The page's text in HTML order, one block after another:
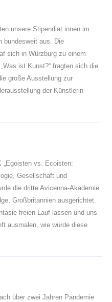
unsere Stipendiat:innen im
bundesweit aus. Die
sich in Würzburg zu einem
ist Kunst?“ fragten sich die
große Ausstellung zur
der Künstlerin
„Egoisten vs. Ecoisten:
Gesellschaft und
die dritte Avicenna-Akademie
Großbritannien ausgerichtet.
freien Lauf lassen und uns
ausmalen, wie würde diese
über zwei Jahren Pandemie